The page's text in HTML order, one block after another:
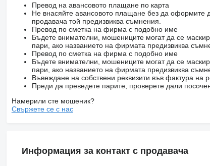
Превод на авансовото плащане по карта
Не внасяйте авансовото плащане без да оформите
продавача той предизвиква съмнения.
Превод по сметка на фирма с подобно име
Бъдете внимателни, мошениците могат да се
пари, ако названието на фирмата предизвиква
Превод по сметка на фирма с подобно име
Бъдете внимателни, мошениците могат да се
пари, ако названието на фирмата предизвиква
Въвеждане на собствени реквизити във фактура на
Преди да преведете парите, проверете дали
Намерили сте мошеник?
Свържете се с нас
Информация за контакт с продавача